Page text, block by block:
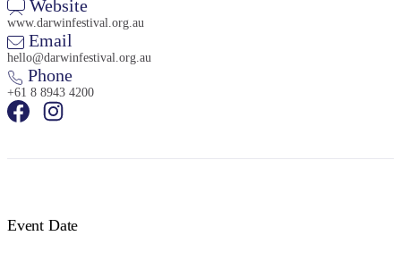
Website
www.darwinfestival.org.au
Email
hello@darwinfestival.org.au
Phone
+61 8 8943 4200
Event Date